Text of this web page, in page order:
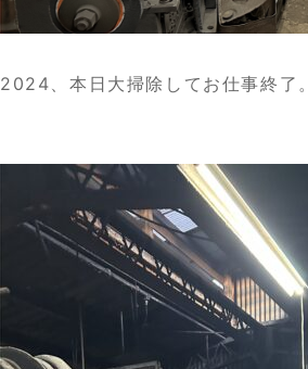
2024、本日大掃除してお仕事終了。